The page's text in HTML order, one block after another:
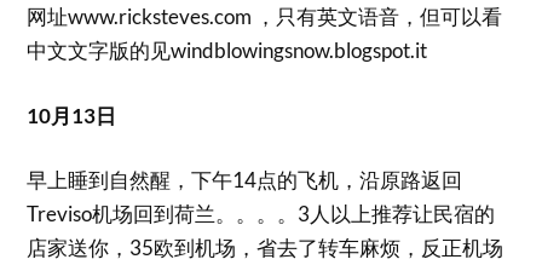
网址www.ricksteves.com ，只有英文语音，但可以看
中文文字版的见windblowingsnow.blogspot.it
10月13日
早上睡到自然醒，下午14点的飞机，沿原路返回
Treviso机场回到荷兰。。。。3人以上推荐让民宿的
店家送你，35欧到机场，省去了转车麻烦，反正机场